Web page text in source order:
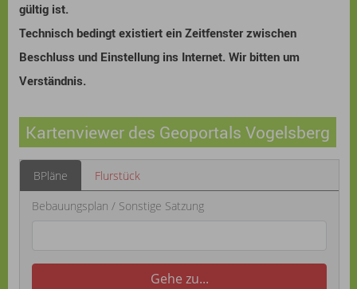
gültig ist.
Technisch bedingt existiert ein Zeitfenster zwischen
Beschluss und Einstellung ins Internet. Wir bitten um
Verständnis.
Kartenviewer des Geoportals Vogelsberg